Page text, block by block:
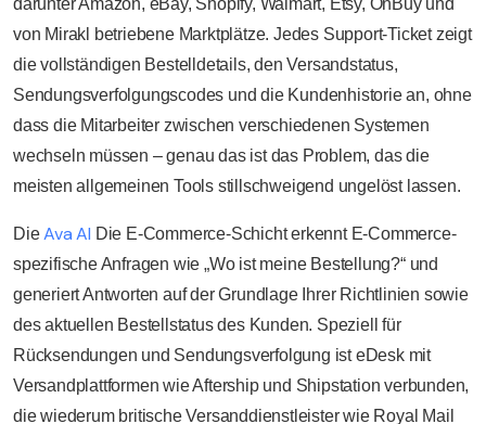
darunter Amazon, eBay, Shopify, Walmart, Etsy, OnBuy und
von Mirakl betriebene Marktplätze. Jedes Support-Ticket zeigt
die vollständigen Bestelldetails, den Versandstatus,
Sendungsverfolgungscodes und die Kundenhistorie an, ohne
dass die Mitarbeiter zwischen verschiedenen Systemen
wechseln müssen – genau das ist das Problem, das die
meisten allgemeinen Tools stillschweigend ungelöst lassen.
DieAva AI Die E-Commerce-Schicht erkennt E-Commerce-
spezifische Anfragen wie „Wo ist meine Bestellung?“ und
generiert Antworten auf der Grundlage Ihrer Richtlinien sowie
des aktuellen Bestellstatus des Kunden. Speziell für
Rücksendungen und Sendungsverfolgung ist eDesk mit
Versandplattformen wie Aftership und Shipstation verbunden,
die wiederum britische Versanddienstleister wie Royal Mail